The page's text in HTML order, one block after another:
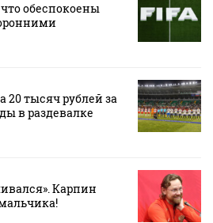
обеспокоены
20 тысяч рублей за
в раздевалке
Карпин